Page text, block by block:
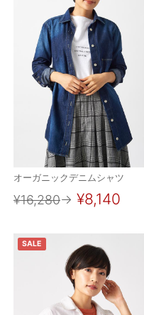
オーガニックデニムシャツ
¥16,280→ ¥8,140
SALE